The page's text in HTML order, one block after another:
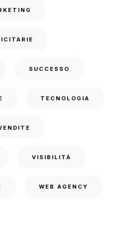
SUCCESSO
TECNOLOGIA
VISIBILITÀ
WEB AGENCY